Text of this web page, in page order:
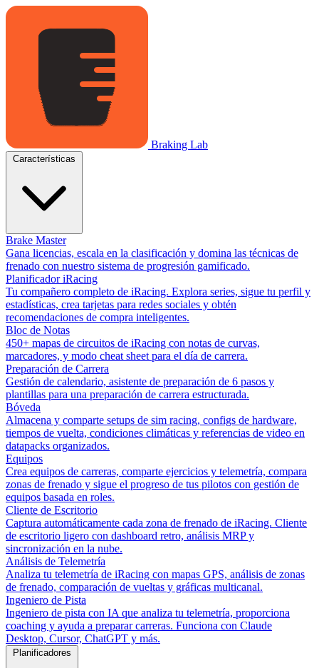
Braking Lab
Brake Master
Gana licencias, escala en la clasificación y domina las técnicas de
frenado con nuestro sistema de progresión gamificado.
Planificador iRacing
Tu compañero completo de iRacing. Explora series, sigue tu perfil y
estadísticas, crea tarjetas para redes sociales y obtén
recomendaciones de compra inteligentes.
Bloc de Notas
450+ mapas de circuitos de iRacing con notas de curvas,
marcadores, y modo cheat sheet para el día de carrera.
Preparación de Carrera
Gestión de calendario, asistente de preparación de 6 pasos y
plantillas para una preparación de carrera estructurada.
Bóveda
Almacena y comparte setups de sim racing, configs de hardware,
tiempos de vuelta, condiciones climáticas y referencias de video en
datapacks organizados.
Equipos
Crea equipos de carreras, comparte ejercicios y telemetría, compara
zonas de frenado y sigue el progreso de tus pilotos con gestión de
equipos basada en roles.
Cliente de Escritorio
Captura automáticamente cada zona de frenado de iRacing. Cliente
de escritorio ligero con dashboard retro, análisis MRP y
sincronización en la nube.
Análisis de Telemetría
Analiza tu telemetría de iRacing con mapas GPS, análisis de zonas
de frenado, comparación de vueltas y gráficas multicanal.
Ingeniero de Pista
Ingeniero de pista con IA que analiza tu telemetría, proporciona
coaching y ayuda a preparar carreras. Funciona con Claude
Desktop, Cursor, ChatGPT y más.